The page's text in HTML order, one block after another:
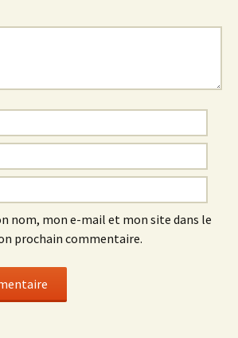
nom, mon e-mail et mon site dans le
prochain commentaire.